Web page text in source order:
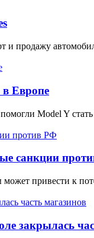
продажу
в Европе
Model Y
санкции
может привести к
закрылась